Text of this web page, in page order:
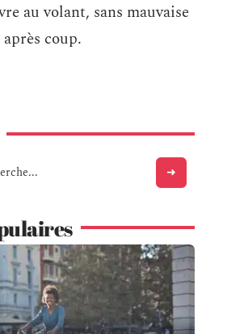
au volant, sans mauvaise
coup.